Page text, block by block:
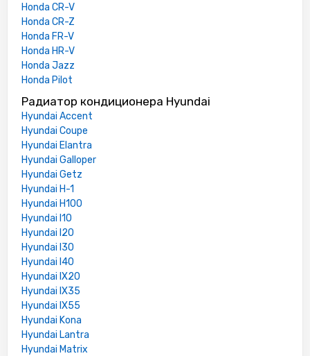
Honda CR-V
Honda CR-Z
Honda FR-V
Honda HR-V
Honda Jazz
Honda Pilot
Радиатор кондиционера Hyundai
Hyundai Accent
Hyundai Coupe
Hyundai Elantra
Hyundai Galloper
Hyundai Getz
Hyundai H-1
Hyundai H100
Hyundai I10
Hyundai I20
Hyundai I30
Hyundai I40
Hyundai IX20
Hyundai IX35
Hyundai IX55
Hyundai Kona
Hyundai Lantra
Hyundai Matrix